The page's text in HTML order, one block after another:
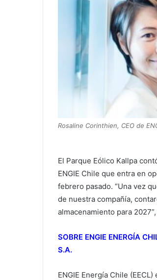
Rosaline Corinthien, CEO de
El Parque Eólico Kallpa
ENGIE Chile que entra en
febrero pasado. “Una vez
de nuestra compañía,
almacenamiento para
SOBRE ENGIE ENERGÍA
S.A.
ENGIE Energía Chile (EECL)